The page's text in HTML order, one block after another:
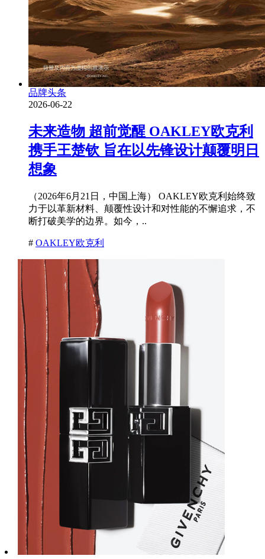
品牌头条
2026-06-22
未来造物 超前觉醒 OAKLEY欧克利
携手王楚钦 旨在以先锋设计颠覆明日
想象
（2026年6月21日，中国上海） OAKLEY欧克利始终致
力于以革新材料、颠覆性设计和对性能的不懈追求，不
断打破美学的边界。如今，..
# OAKLEY欧克利